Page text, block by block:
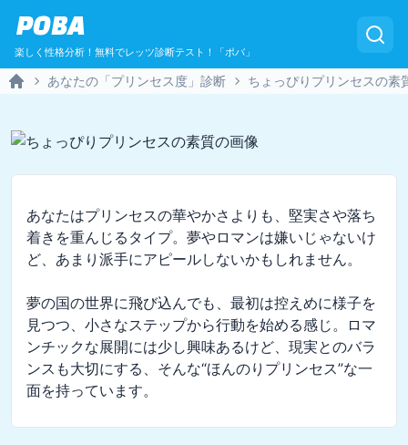
POBA
楽しく性格分析！無料でレッツ診断テスト！「ポバ」
あなたの「プリンセス度」診断 ちょっぴりプリンセスの素
あなたはプリンセスの華やかさよりも、堅実さや落ち
着きを重んじるタイプ。夢やロマンは嫌いじゃないけ
ど、あまり派手にアピールしないかもしれません。
夢の国の世界に飛び込んでも、最初は控えめに様子を
見つつ、小さなステップから行動を始める感じ。ロマ
ンチックな展開には少し興味あるけど、現実とのバラ
ンスも大切にする、そんな“ほんのりプリンセス”な一
面を持っています。